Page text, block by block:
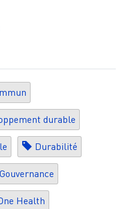
durable
Durabilité
Gouvernance
Health